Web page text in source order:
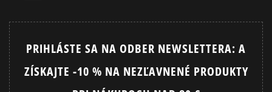
PRIHLÁSTE SA NA ODBER NEWSLETTERA: A
ZÍSKAJTE -10 % NA NEZĽAVNENÉ PRODUKTY